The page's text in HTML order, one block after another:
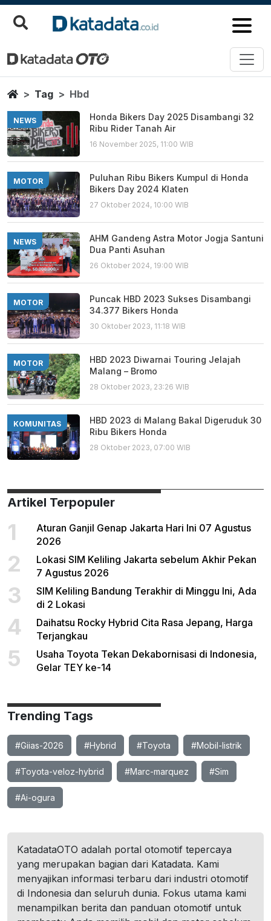
Hbd
Berita Terbaru
HomeTag Hbd
NEWS
Honda Bikers Day 2025 Disambangi 32
Ribu Rider Tanah Air
16 November 2025, 11:00 WIB
MOTOR
Puluhan Ribu Bikers Kumpul di Honda
Bikers Day 2024 Klaten
27 Oktober 2024, 10:00 WIB
NEWS
AHM Gandeng Astra Motor Jogja Santuni
Dua Panti Asuhan
26 Oktober 2024, 19:00 WIB
MOTOR
Puncak HBD 2023 Sukses Disambangi
34.377 Bikers Honda
30 Oktober 2023, 11:18 WIB
MOTOR
HBD 2023 Diwarnai Touring Jelajah
Malang – Bromo
28 Oktober 2023, 23:26 WIB
KOMUNITAS
HBD 2023 di Malang Bakal Digeruduk 30
Ribu Bikers Honda
28 Oktober 2023, 07:00 WIB
Artikel Terpopuler
1
Aturan Ganjil Genap Jakarta Hari Ini 07 Agustus
2026
2
Lokasi SIM Keliling Jakarta sebelum Akhir Pekan
7 Agustus 2026
3
SIM Keliling Bandung Terakhir di Minggu Ini, Ada
di 2 Lokasi
4
Daihatsu Rocky Hybrid Cita Rasa Jepang, Harga
Terjangkau
5
Usaha Toyota Tekan Dekabornisasi di Indonesia,
Gelar TEY ke-14
Trending Tags
#Giias-2026 #Hybrid #Toyota #Mobil-listrik
#Toyota-veloz-hybrid #Marc-marquez #Sim
#Ai-ogura
KatadataOTO adalah portal otomotif tepercaya
yang merupakan bagian dari Katadata. Kami
menyajikan informasi terbaru dari industri otomotif
di Indonesia dan seluruh dunia. Fokus utama kami
menampilkan berita dan panduan otomotif untuk